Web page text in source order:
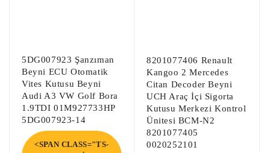
Abs Beyni, Çıkma Abs Pompa Beyni, Çıkma
Abs Beyni,
Akü Beyni, Akü Dağıtıcı Beyni, Akü
Direksiyon Beyni, EPS Beyni, Hidrolik
5DG007923 Şanzıman
Beyni ECU Otomatik
Vites Kutusu Beyni
Audi A3 VW Golf Bora
1.9TDI 01M927733HP
5DG007923-14
<SPAN CLASS="TS-
8201077406 Renault
Kangoo 2 Mercedes
Citan Decoder Beyni
UCH Araç İçi Sigorta
Kutusu Merkezi Kontrol
Ünitesi BCM-N2
8201077405
0020252101